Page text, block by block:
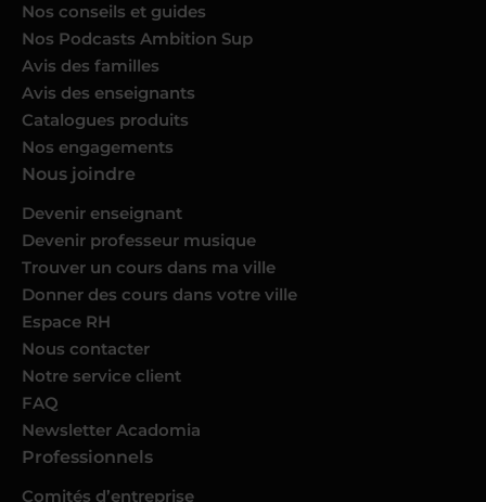
Nos conseils et guides
Nos Podcasts Ambition Sup
Avis des familles
Avis des enseignants
Catalogues produits
Nos engagements
Nous joindre
Devenir enseignant
Devenir professeur musique
Trouver un cours dans ma ville
Donner des cours dans votre ville
Espace RH
Nous contacter
Notre service client
FAQ
Newsletter Acadomia
Professionnels
Comités d’entreprise